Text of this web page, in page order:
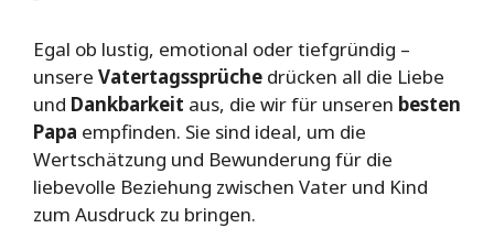
Egal ob lustig, emotional oder tiefgründig –
unsere Vatertagssprüche drücken all die Liebe
und Dankbarkeit aus, die wir für unseren besten
Papa empfinden. Sie sind ideal, um die
Wertschätzung und Bewunderung für die
liebevolle Beziehung zwischen Vater und Kind
zum Ausdruck zu bringen.